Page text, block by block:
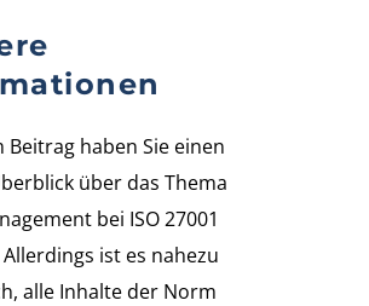
Beitrag haben Sie einen
über das Thema
bei ISO 27001
ist es nahezu
alle Inhalte der Norm